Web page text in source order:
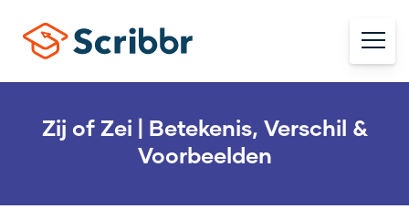
Zij of Zei | Betekenis, Verschil &
Voorbeelden